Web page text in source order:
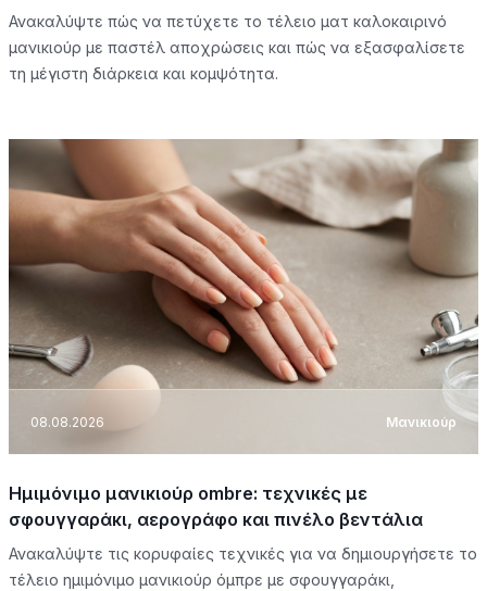
Ανακαλύψτε πώς να πετύχετε το τέλειο ματ καλοκαιρινό
μανικιούρ με παστέλ αποχρώσεις και πώς να εξασφαλίσετε
τη μέγιστη διάρκεια και κομψότητα.
08.08.2026 Μανικιούρ
Ημιμόνιμο μανικιούρ ombre: τεχνικές με
σφουγγαράκι, αερογράφο και πινέλο βεντάλια
Ανακαλύψτε τις κορυφαίες τεχνικές για να δημιουργήσετε το
τέλειο ημιμόνιμο μανικιούρ όμπρε με σφουγγαράκι,